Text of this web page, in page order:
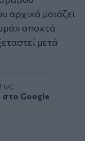
αρχικά μοιάζει
αποκτά
μετά
ως
στο Google